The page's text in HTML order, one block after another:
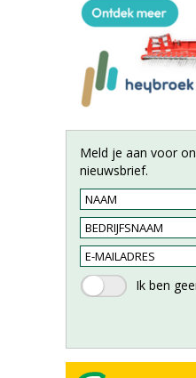
Meld je aan voor
nieuwsbrief.